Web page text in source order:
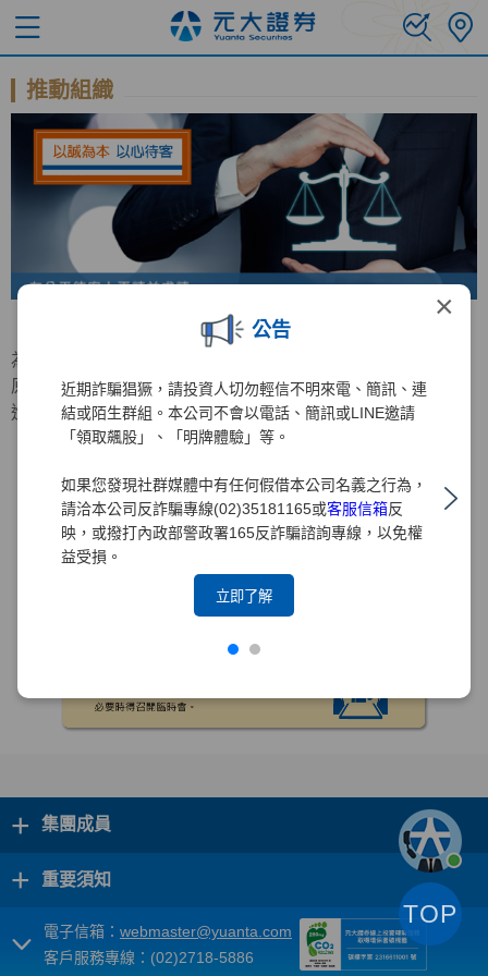
×
公告
近期詐騙猖獗，請投資人切勿輕信不明來電、簡訊、連
結或陌生群組。本公司不會以電話、簡訊或LINE邀請
「領取飆股」、「明牌體驗」等。
如果您發現社群媒體中有任何假借本公司名義之行為，
請洽本公司反詐騙專線(02)35181165或客服信箱反
映，或撥打內政部警政署165反詐騙諮詢專線，以免權
益受損。
立即了解
推動組織
為持續增進公平待客原則之推行，元大證券特成立公平待客
原則推行委員會，負責公平待客相關事務之規劃與檢討及精
進計畫之推動。
+ 集團成員
+ 重要須知
電子信箱： webmaster@yuanta.com
客戶服務專線：(02)2718-5886
TOP